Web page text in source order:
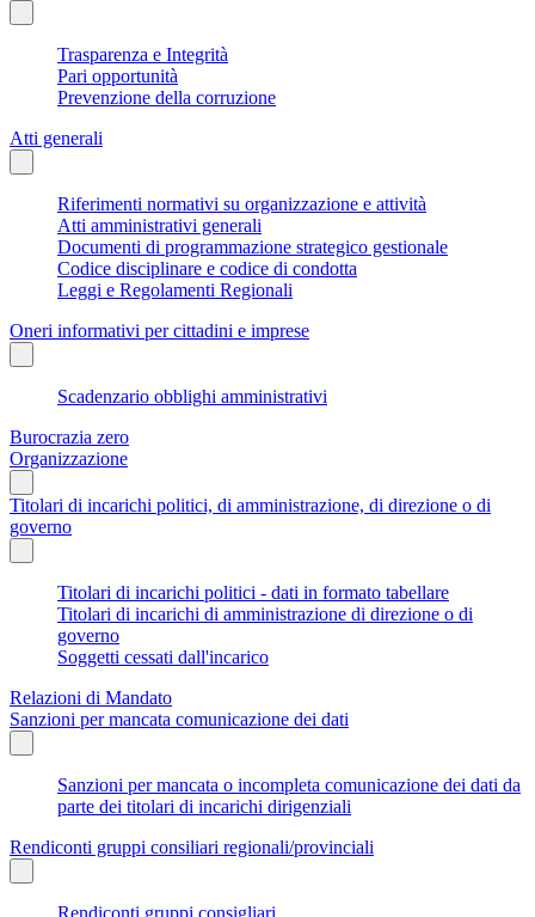
Trasparenza e Integrità
Pari opportunità
Prevenzione della corruzione
Atti generali
Riferimenti normativi su organizzazione e attività
Atti amministrativi generali
Documenti di programmazione strategico gestionale
Codice disciplinare e codice di condotta
Leggi e Regolamenti Regionali
Oneri informativi per cittadini e imprese
Scadenzario obblighi amministrativi
Burocrazia zero
Organizzazione
Titolari di incarichi politici, di amministrazione, di direzione o di
governo
Titolari di incarichi politici - dati in formato tabellare
Titolari di incarichi di amministrazione di direzione o di
governo
Soggetti cessati dall'incarico
Relazioni di Mandato
Sanzioni per mancata comunicazione dei dati
Sanzioni per mancata o incompleta comunicazione dei dati da
parte dei titolari di incarichi dirigenziali
Rendiconti gruppi consiliari regionali/provinciali
Rendiconti gruppi consigliari